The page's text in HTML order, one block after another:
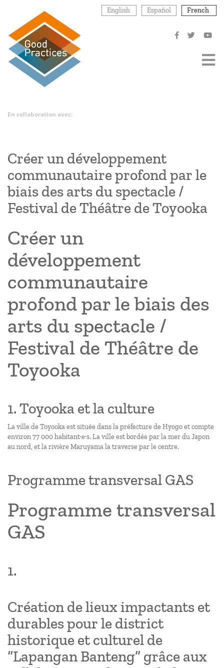
contenu
principal
English Español French
En collaboration avec:
Créer un développement
communautaire profond par le
biais des arts du spectacle /
Festival de Théâtre de Toyooka
Créer un
développement
communautaire
profond par le biais des
arts du spectacle /
Festival de Théâtre de
Toyooka
1. Toyooka et la culture
La ville de Toyooka est située dans la préfecture de Hyogo et compte
environ 77 000 habitant·e·s. La ville est bordée par la mer du Japon
au nord, et la rivière Maruyama la traverse par le centre.
Programme transversal GAS
Programme transversal
GAS
1.
Création de lieux impactants et
durables pour le district
historique et culturel de
“Lapangan Banteng” grâce aux